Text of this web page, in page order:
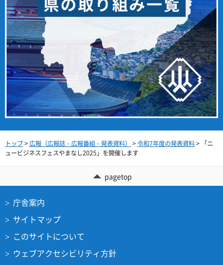
トップ>広報（広報誌・広報番組・発表資料） >令和7年度の発表資料> 「ニ
ュービジネスフェスやまなし2025」を開催します
pagetop
庁舎案内
サイトマップ
このサイトについて
ウェブアクセシビリティ方針